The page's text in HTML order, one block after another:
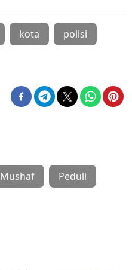
kota polisi
Mushaf Peduli